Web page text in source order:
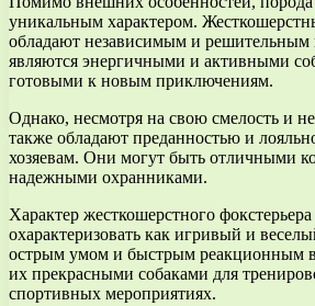
уникальным характером.
обладают независимым и
являются энергичными и активными
готовыми к новым приключениям.
Однако, несмотря на свою смелость и
также обладают преданностью и
хозяевам. Они могут быть отличными
надежными охранниками.
Характер жесткошерстного
охарактеризовать как игривый и
острым умом и быстрым реакционным
их прекрасными собаками для
спортивных мероприятиях.